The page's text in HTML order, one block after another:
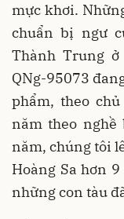
mực khơi.
chuẩn bị ngư
Thành Trung
QNg-95073
phẩm, theo
năm theo nghề
năm, chúng tôi
Hoàng Sa hơn
những con tàu